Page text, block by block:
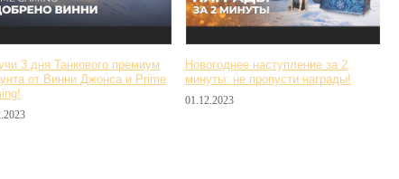
3 дня Танкового премиум
от Винни Джонса и Prime
Новогоднее наступление за 2
минуты: не пропусти награды!
01.12.2023